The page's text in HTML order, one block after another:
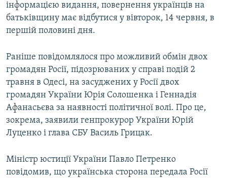
інформацією видання, повернення українців на
батьківщину має відбутися у вівторок, 14 червня, в
першій половині дня.
Раніше повідомлялося про можливий обмін двох
громадян Росії, підозрюваних у справі подій 2
травня в Одесі, на засуджених у Росії двох
громадян України Юрія Солошенка і Геннадія
Афанасьєва за наявності політичної волі. Про це,
зокрема, заявили генпрокурор України Юрій
Луценко і глава СБУ Василь Грицак.
Міністр юстиції України Павло Петренко
повідомив, що українська сторона передала Росії